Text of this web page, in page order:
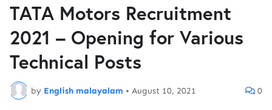
TATA Motors Recruitment
2021 – Opening for Various
Technical Posts
by English malayalam • August 10, 2021 0